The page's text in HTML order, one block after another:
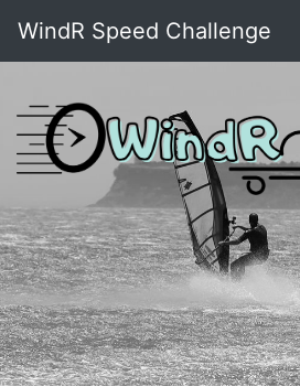
WindR Speed Challenge